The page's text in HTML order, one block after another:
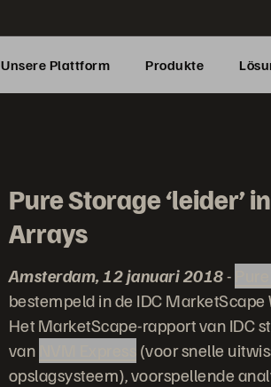
Unsere Plattform Produkte
Pure Storage ‘leider’
Arrays
Amsterdam, 12 januari 2018-
bestempeld in de IDC
Het MarketScape-rapport van IDC
van
(voor snelle
opslagsysteem), voorspellende